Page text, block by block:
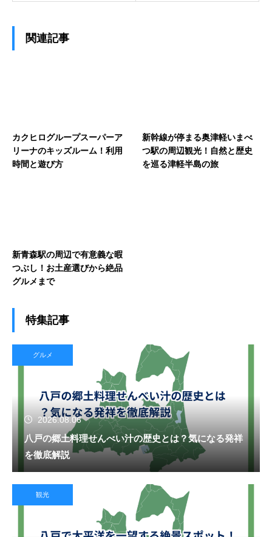
関連記事
カクヒログループスーパーア
リーナのキッズルーム！利用
時間と遊び方
新幹線が停まる奥津軽いまべ
つ駅の周辺観光！自然と歴史
を巡る津軽半島の旅
新青森駅の周辺で有意義な暇
つぶし！お土産選びから絶品
グルメまで
特集記事
グルメ
2026.08.06
八戸の郷土料理せんべい汁の歴史とは？気になる発祥
を徹底解説
観光